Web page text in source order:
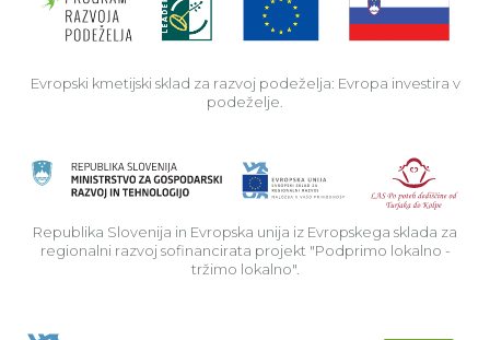
Evropski kmetijski sklad za razvoj podeželja: Evropa investira v
podeželje.
Republika Slovenija in Evropska unija iz Evropskega sklada za
regionalni razvoj sofinancirata projekt "Podprimo lokalno -
tržimo lokalno".